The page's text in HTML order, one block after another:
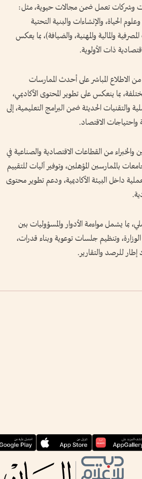
وشركات تعمل ضمن مجالات حيوية، مثل:
الحياة، والإنشاءات والبنية التحتية
والمالية والمهنية، والضيافة)، بما يعكس
ذات الأولوية.
من الاطلاع المباشر على أحدث الممارسات
بما ينعكس على تطوير المحتوى الأكاديمي،
والتقنيات الحديثة ضمن البرامج التعليمية، إلى
واحتياجات الاقتصاد.
من القطاعات الاقتصادية والصناعية في
بالممارسين المؤهلين، وتوفير آليات للتقييم
داخل البيئة الأكاديمية، ودعم تطوير محتوى
يشمل مواءمة الأدوار والمسؤوليات بين
وتنظيم جلسات توعوية وبناء قدرات،
للرصد والتقارير.